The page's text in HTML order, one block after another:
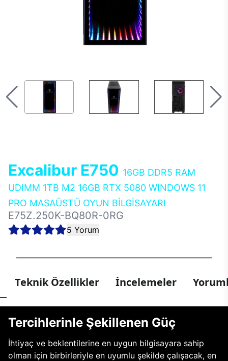
Excalibur E750 16GB DDR5 RAM
UDIMM 1TB M2 16GB RTX 5080 WINDOWS 11
PRO MASAÜSTÜ OYUN BİLGİSAYARI
E75Z.250K-BQ80R-0RG
5 Yorum
Teknik Özellikler İncelemeler
Tercihlerinle Şekillenen Güç
İhtiyaç ve beklentilerine en uygun bilgisayara sahip
olman için birbirleriyle en uyumlu şekilde çalışacak, en